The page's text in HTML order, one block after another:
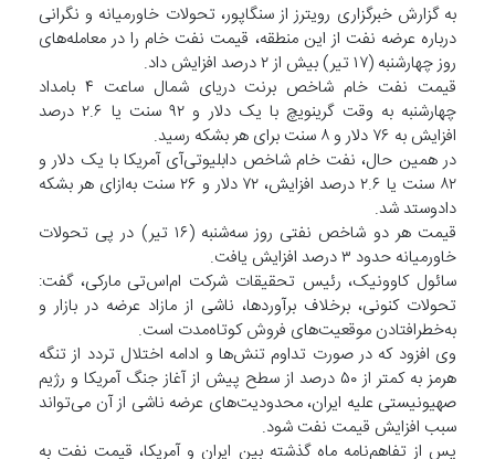
به گزارش خبرگزاری رویترز از سنگاپور، تحولات خاورمیانه و نگرانی
درباره عرضه نفت از این منطقه، قیمت نفت خام را در معامله‌های
روز چهارشنبه (۱۷ تیر) بیش از ۲ درصد افزایش داد.
قیمت نفت خام شاخص برنت دریای شمال ساعت ۴ بامداد
چهارشنبه به وقت گرینویچ با یک دلار و ۹۲ سنت یا ۲.۶ درصد
افزایش به ۷۶ دلار و ۸ سنت برای هر بشکه رسید.
در همین حال، نفت خام شاخص دابلیوتی‌آی آمریکا با یک دلار و
۸۲ سنت یا ۲.۶ درصد افزایش، ۷۲ دلار و ۲۶ سنت به‌ازای هر بشکه
دادوستد شد.
قیمت هر دو شاخص نفتی روز سه‌شنبه (۱۶ تیر) در پی تحولات
خاورمیانه حدود ۳ درصد افزایش یافت.
سائول کاوونیک، رئیس تحقیقات شرکت ام‌اس‌تی مارکی، گفت:
تحولات کنونی، برخلاف برآوردها، ناشی از مازاد عرضه در بازار و
به‌خطرافتادن موقعیت‌های فروش کوتاه‌مدت است.
وی افزود که در صورت تداوم تنش‌ها و ادامه اختلال تردد از تنگه
هرمز به کمتر از ۵۰ درصد از سطح پیش از آغاز جنگ آمریکا و رژیم
صهیونیستی علیه ایران، محدودیت‌های عرضه ناشی از آن می‌تواند
سبب افزایش قیمت نفت شود.
پس از تفاهم‌نامه ماه گذشته بین ایران و آمریکا، قیمت نفت به